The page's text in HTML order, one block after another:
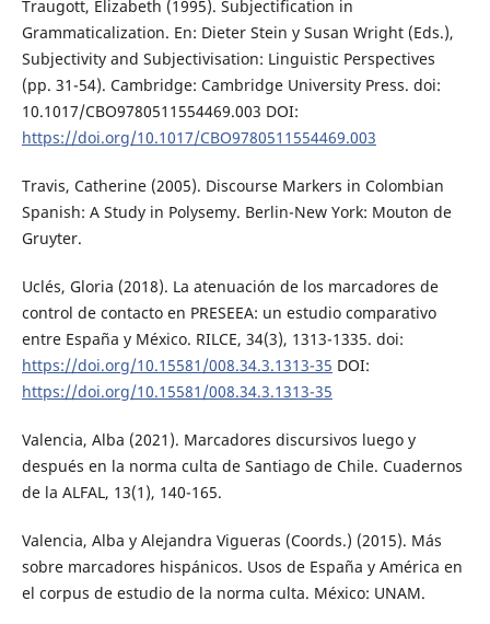
Traugott, Elizabeth (1995). Subjectification in
Grammaticalization. En: Dieter Stein y Susan Wright (Eds.),
Subjectivity and Subjectivisation: Linguistic Perspectives
(pp. 31-54). Cambridge: Cambridge University Press. doi:
10.1017/CBO9780511554469.003 DOI:
https://doi.org/10.1017/CBO9780511554469.003
Travis, Catherine (2005). Discourse Markers in Colombian
Spanish: A Study in Polysemy. Berlin-New York: Mouton de
Gruyter.
Uclés, Gloria (2018). La atenuación de los marcadores de
control de contacto en PRESEEA: un estudio comparativo
entre España y México. RILCE, 34(3), 1313-1335. doi:
https://doi.org/10.15581/008.34.3.1313-35 DOI:
https://doi.org/10.15581/008.34.3.1313-35
Valencia, Alba (2021). Marcadores discursivos luego y
después en la norma culta de Santiago de Chile. Cuadernos
de la ALFAL, 13(1), 140-165.
Valencia, Alba y Alejandra Vigueras (Coords.) (2015). Más
sobre marcadores hispánicos. Usos de España y América en
el corpus de estudio de la norma culta. México: UNAM.